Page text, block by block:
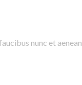
nunc et